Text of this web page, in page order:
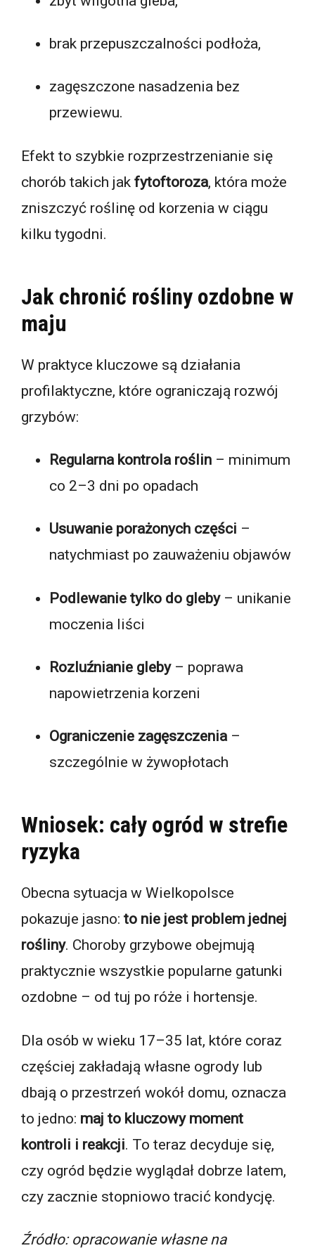
brak przepuszczalności podłoża,
zagęszczone nasadzenia bez
przewiewu.
Efekt to szybkie rozprzestrzenianie się
chorób takich jak fytoftoroza, która może
zniszczyć roślinę od korzenia w ciągu
kilku tygodni.
Jak chronić rośliny ozdobne w
maju
W praktyce kluczowe są działania
profilaktyczne, które ograniczają rozwój
grzybów:
Regularna kontrola roślin – minimum
co 2–3 dni po opadach
Usuwanie porażonych części –
natychmiast po zauważeniu objawów
Podlewanie tylko do gleby– unikanie
moczenia liści
Rozluźnianie gleby– poprawa
napowietrzenia korzeni
Ograniczenie zagęszczenia–
szczególnie w żywopłotach
Wniosek: cały ogród w strefie
ryzyka
Obecna sytuacja w Wielkopolsce
pokazuje jasno: to nie jest problem jednej
rośliny. Choroby grzybowe obejmują
praktycznie wszystkie popularne gatunki
ozdobne – od tuj po róże i hortensje.
Dla osób w wieku 17–35 lat, które coraz
częściej zakładają własne ogrody lub
dbają o przestrzeń wokół domu, oznacza
to jedno: maj to kluczowy moment
kontroli i reakcji. To teraz decyduje się,
czy ogród będzie wyglądał dobrze latem,
czy zacznie stopniowo tracić kondycję.
Źródło: opracowanie własne na